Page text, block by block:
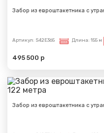
Забор из евроштакетника с
Артикул: S42E365 Длина: 155 м
495 500 р
Забор из евроштакетника с